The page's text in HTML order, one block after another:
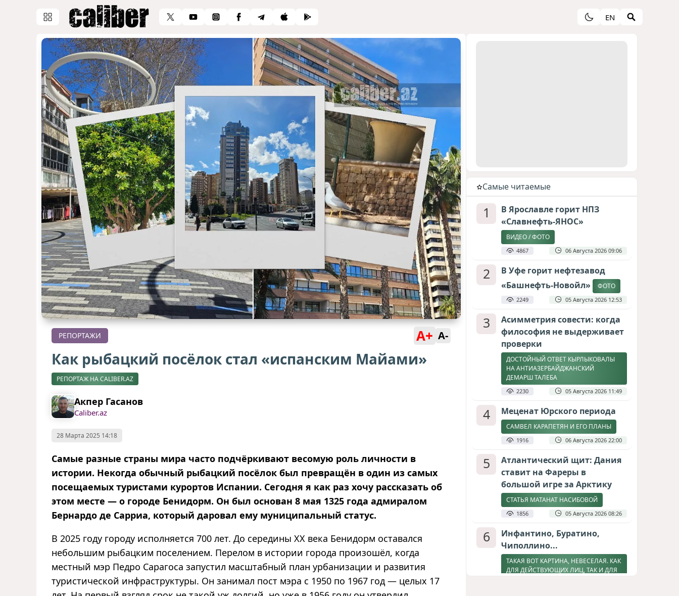
EN
РЕПОРТАЖИ A+ A-
Как рыбацкий посёлок стал «испанским Майами»
РЕПОРТАЖ НА CALIBER.AZ
Акпер Гасанов
Caliber.az
28 Марта 2025 14:18
Самые разные страны мира часто подчёркивают весомую роль личности в
истории. Некогда обычный рыбацкий посёлок был превращён в один из самых
посещаемых туристами курортов Испании. Сегодня я как раз хочу рассказать об
этом месте — о городе Бенидорм. Он был основан 8 мая 1325 года адмиралом
Бернардо де Сарриа, который даровал ему муниципальный статус.
В 2025 году городу исполняется 700 лет. До середины XX века Бенидорм оставался
небольшим рыбацким поселением. Перелом в истории города произошёл, когда
местный мэр Педро Сарагоса запустил масштабный план урбанизации и развития
туристической инфраструктуры. Он занимал пост мэра с 1950 по 1967 год — целых 17
Cамые читаемые
1
В Ярославле горит НПЗ
«Славнефть-ЯНОС»
ВИДЕО / ФОТО
4867 06 Августа 2026 09:06
2
В Уфе горит нефтезавод
«Башнефть-Новойл»
ФОТО
2249 05 Августа 2026 12:53
3
Асимметрия совести: когда
философия не выдерживает
проверки
ДОСТОЙНЫЙ ОТВЕТ КЫРЛЫКОВАЛЫ
НА АНТИАЗЕРБАЙДЖАНСКИЙ
ДЕМАРШ ТАЛЕБА
2230 05 Августа 2026 11:49
4 Меценат Юрского периода
САМВЕЛ КАРАПЕТЯН И ЕГО ПЛАНЫ
1916 06 Августа 2026 22:00
5
Атлантический щит: Дания
ставит на Фареры в
большой игре за Арктику
СТАТЬЯ МАТАНАТ НАСИБОВОЙ
1856 05 Августа 2026 08:26
6
Инфантино, Буратино,
Чиполлино...
ТАКАЯ ВОТ КАРТИНА, НЕВЕСЕЛАЯ. КАК
ДЛЯ ДЕЙСТВУЮЩИХ ЛИЦ, ТАК И ДЛЯ